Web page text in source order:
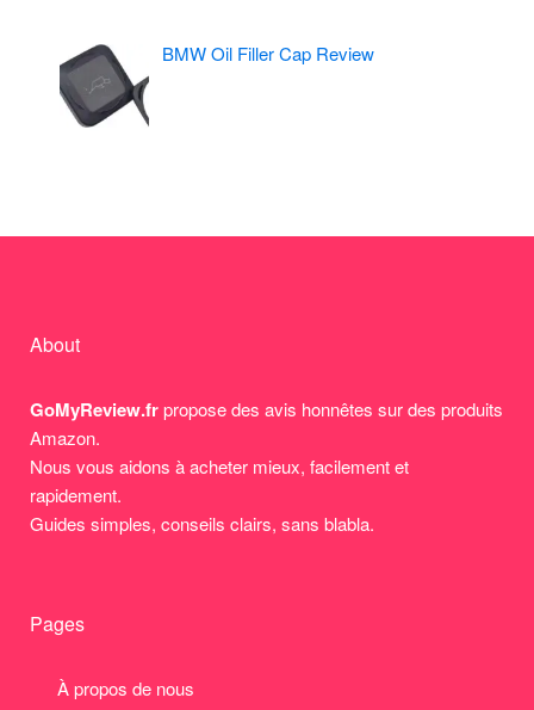
BMW Oil Filler Cap Review
About
GoMyReview.frpropose des avis honnêtes sur des produits
Amazon.
Nous vous aidons à acheter mieux, facilement et
rapidement.
Guides simples, conseils clairs, sans blabla.
Pages
À propos de nous